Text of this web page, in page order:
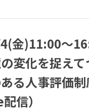
4(金)11:00～
変化を捉えて
る人事評価制
信）